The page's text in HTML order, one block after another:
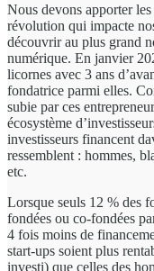
Nous devons apporter
révolution qui impacte
découvrir au plus grand
numérique. En janvier
licornes avec 3 ans
fondatrice parmi elles.
subie par ces
écosystème
investisseurs financent
ressemblent : hommes,
etc.
Lorsque seuls 12 % des
fondées ou co-fondées
4 fois moins de
start-ups soient plus
investi) que celles des